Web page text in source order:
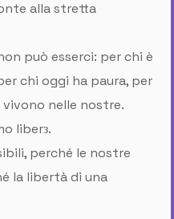
alla stretta
può esserci: per chi è
chi oggi ha paura, per
nelle nostre.
liberз.
perché le nostre
la libertà di una